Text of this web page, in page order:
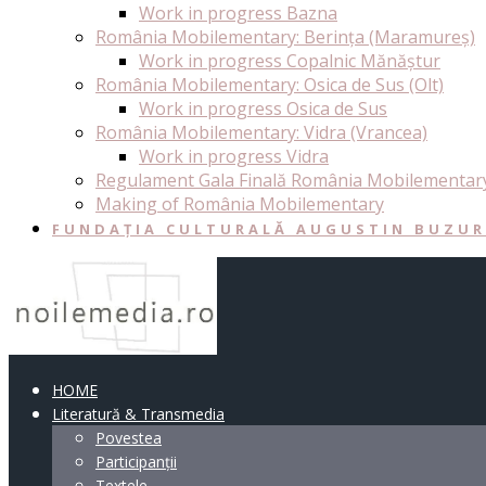
Work in progress Bazna
România Mobilementary: Berința (Maramureș)
Work in progress Copalnic Mănăștur
România Mobilementary: Osica de Sus (Olt)
Work in progress Osica de Sus
România Mobilementary: Vidra (Vrancea)
Work in progress Vidra
Regulament Gala Finală România
Making of România Mobilementary
FUNDAȚIA CULTURALĂ AUGUSTIN
HOME
Literatură & Transmedia
Povestea
Participanții